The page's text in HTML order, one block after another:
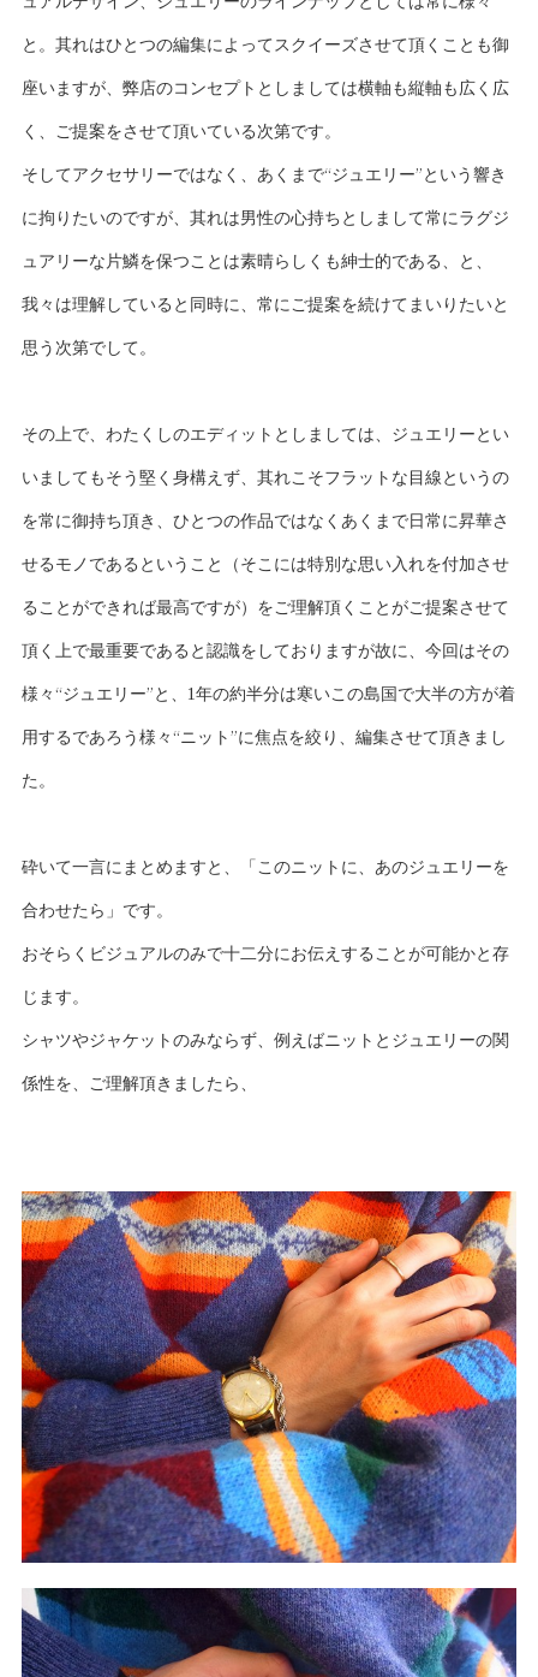
と。其れはひとつの編集によってスクイーズさせて頂くことも御
座いますが、弊店のコンセプトとしましては横軸も縦軸も広く広
く、ご提案をさせて頂いている次第です。
そしてアクセサリーではなく、あくまで“ジュエリー”という響き
に拘りたいのですが、其れは男性の心持ちとしまして常にラグジ
ュアリーな片鱗を保つことは素晴らしくも紳士的である、と、
我々は理解していると同時に、常にご提案を続けてまいりたいと
思う次第でして。
その上で、わたくしのエディットとしましては、ジュエリーとい
いましてもそう堅く身構えず、其れこそフラットな目線というの
を常に御持ち頂き、ひとつの作品ではなくあくまで日常に昇華さ
せるモノであるということ（そこには特別な思い入れを付加させ
ることができれば最高ですが）をご理解頂くことがご提案させて
頂く上で最重要であると認識をしておりますが故に、今回はその
様々“ジュエリー”と、1年の約半分は寒いこの島国で大半の方が着
用するであろう様々“ニット”に焦点を絞り、編集させて頂きまし
た。
砕いて一言にまとめますと、「このニットに、あのジュエリーを
合わせたら」です。
おそらくビジュアルのみで十二分にお伝えすることが可能かと存
じます。
シャツやジャケットのみならず、例えばニットとジュエリーの関
係性を、ご理解頂きましたら、